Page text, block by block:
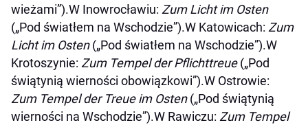
wieżami”).W Inowrocławiu: Zum Licht im Osten
(„Pod światłem na Wschodzie”).W Katowicach: Zum
Licht im Osten(„Pod światłem na Wschodzie”).W
Krotoszynie: Zum Tempel der Pflichttreue(„Pod
świątynią wierności obowiązkowi”).W Ostrowie:
Zum Tempel der Treue im Osten(„Pod świątynią
wierności na Wschodzie”).W Rawiczu: Zum Tempel